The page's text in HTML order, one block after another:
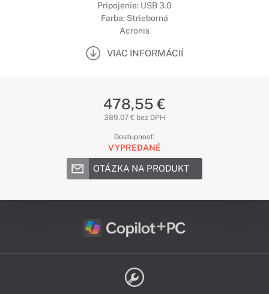
Pripojenie: USB 3.0
Farba: Strieborná
Acronis
VIAC INFORMÁCIÍ
478,55 €
389,07 € bez DPH
Dostupnosť:
VYPREDANÉ
OTÁZKA NA PRODUKT